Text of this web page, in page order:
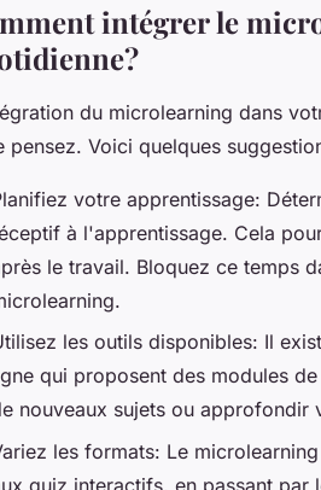
intégrer le
du microlearning dans
pensez. Voici quelques
votre apprentissage:
à l'apprentissage. Cela
le travail. Bloquez ce temps
les outils disponibles: Il
qui proposent des modules
nouveaux sujets ou approfondir
les formats: Le
quiz interactifs, en passant par